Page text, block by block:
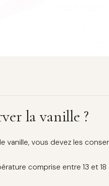
la vanille ?
vanille, vous devez les
comprise entre 13 et 18